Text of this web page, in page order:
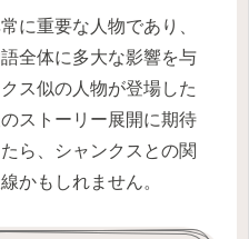
に重要な人物であり、
全体に多大な影響を与
ス似の人物が登場した
ストーリー展開に期待
ら、シャンクスとの関
かもしれません。